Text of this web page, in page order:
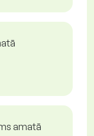
amatā